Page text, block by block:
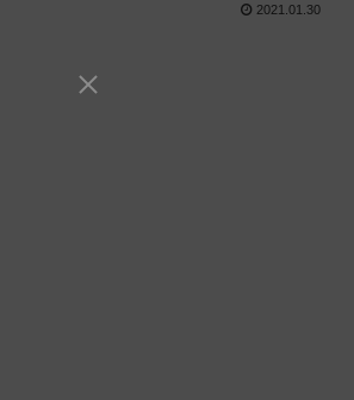
味鳥監修 博多極上鶏白湯ソバ」を食べて
2021.01.30